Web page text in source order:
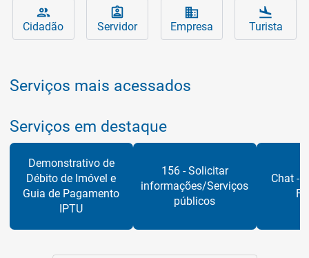
people
Cidadão
Serviços da Prefeitura para você
assignment_ind
Servidor
Principais assuntos que interessam ao
business
Empresa
Serviços da Prefeitura
flight_land
Turista
Serviços mais acessados
Serviços em destaque
Demonstrativo de
Débito de Imóvel e
Guia de Pagamento
IPTU
156 - Solicitar
informações/Serviços
públicos
Chat -